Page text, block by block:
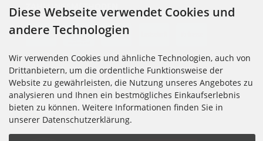
ZAHLUNGSMETHODEN
SOCIAL MEDIA
Diese Webseite verwendet Cookies und
andere Technologien
Wir verwenden Cookies und ähnliche Technologien, auch von
Drittanbietern, um die ordentliche Funktionsweise der
Website zu gewährleisten, die Nutzung unseres Angebotes zu
analysieren und Ihnen ein bestmögliches Einkaufserlebnis
bieten zu können. Weitere Informationen finden Sie in
unserer Datenschutzerklärung.